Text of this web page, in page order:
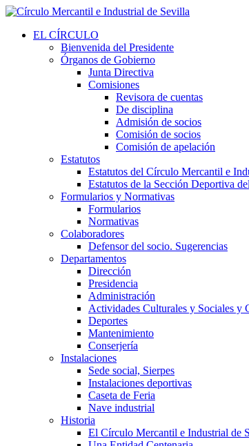
EL CÍRCULO
Bienvenida del Presidente
Órganos de Gobierno
Junta Directiva
Comisiones
Revisora de cuentas
De disciplina
Admisión de socios
Comisión de socios
Comisión de apelación
Estatutos
Estatutos del Círculo Mercantil e
Estatutos de la Sección Deportiva
Formularios y Normativas
Formularios
Normativas
Colaboradores
Defensor del socio. Sugerencias
Departamentos
Dirección
Presidencia
Administración
Actividades Culturales y Sociales y
Deportes
Mantenimiento
Conserjería
Instalaciones
Sede social, Sierpes
Instalaciones deportivas
Caseta de Feria
Nave industrial
Historia
El Círculo Mercantil e Industrial de